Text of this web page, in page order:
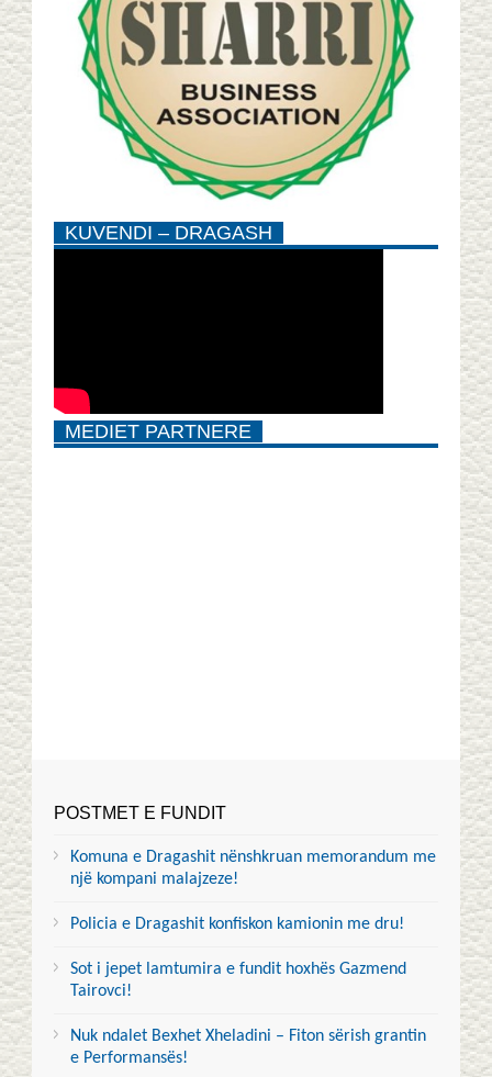
KUVENDI – DRAGASH
MEDIET PARTNERE
POSTMET E FUNDIT
Komuna e Dragashit nënshkruan memorandum me
një kompani malajzeze!
Policia e Dragashit konfiskon kamionin me dru!
Sot i jepet lamtumira e fundit hoxhës Gazmend
Tairovci!
Nuk ndalet Bexhet Xheladini – Fiton sërish grantin
e Performansës!